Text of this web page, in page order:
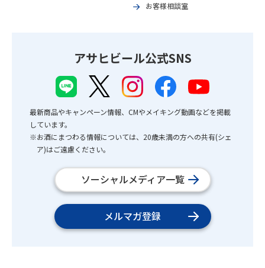
お客様相談室
アサヒビール公式SNS
最新商品やキャンペーン情報、CMやメイキング動画などを掲載
しています。
※お酒にまつわる情報については、20歳未満の方への共有(シェ
ア)はご遠慮ください。
ソーシャルメディア一覧
メルマガ登録